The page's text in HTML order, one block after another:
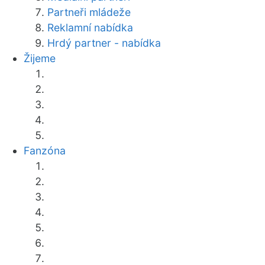
Partneři mládeže
Reklamní nabídka
Hrdý partner - nabídka
Žijeme
Fanzóna